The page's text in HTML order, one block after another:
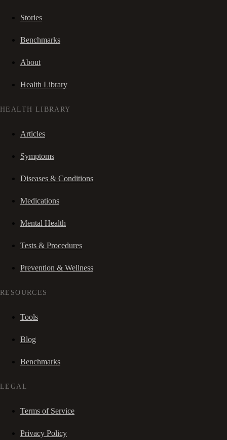
Stories
Benchmarks
About
Health Library
HEALTH LIBRARY
Articles
Symptoms
Diseases & Conditions
Medications
Mental Health
Tests & Procedures
Prevention & Wellness
RESOURCES
Tools
Blog
Benchmarks
LEGAL
Terms of Service
Privacy Policy